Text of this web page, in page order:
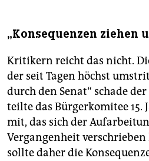
„Konsequenzen ziehen
Kritikern reicht das nicht.
der seit Tagen höchst
durch den Senat“ schade
teilte das Bürgerkomitee 15.
mit, das sich der
Vergangenheit
sollte daher die